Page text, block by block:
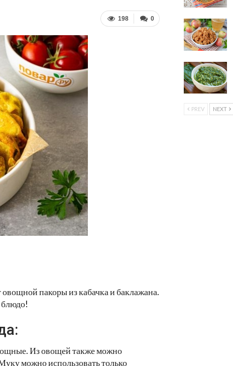
0
198
пакоры из кабачка и баклажана.
блюдо!
Из овощей также можно
можно использовать только
PREV NEXT